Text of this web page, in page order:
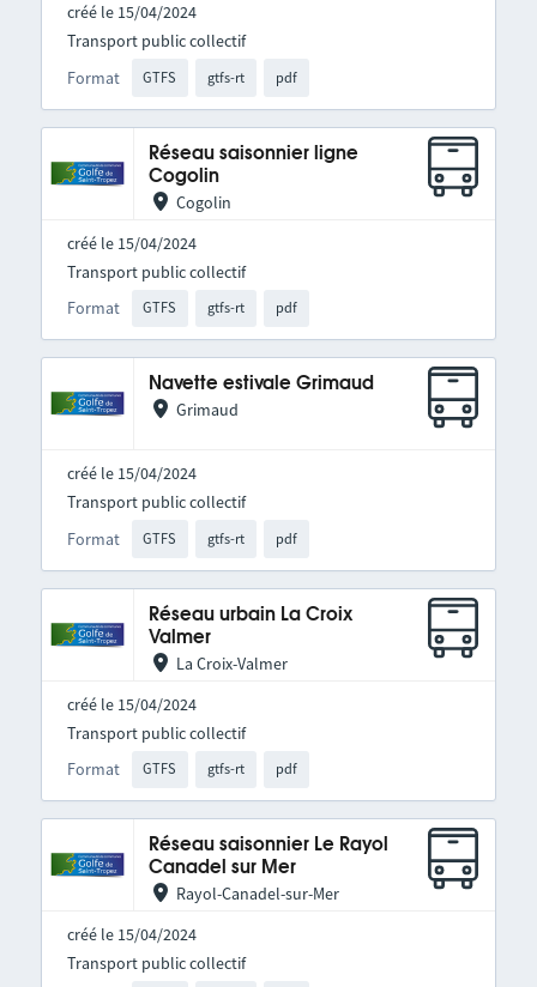
créé le 15/04/2024
Format GTFS gtfs-rt pdf
Transport public collectif
Réseau saisonnier ligne
Cogolin
Cogolin
créé le 15/04/2024
Format GTFS gtfs-rt pdf
Transport public collectif
Navette estivale Grimaud
Grimaud
créé le 15/04/2024
Format GTFS gtfs-rt pdf
Transport public collectif
Réseau urbain La Croix
Valmer
La Croix-Valmer
créé le 15/04/2024
Format GTFS gtfs-rt pdf
Transport public collectif
Réseau saisonnier Le Rayol
Canadel sur Mer
Rayol-Canadel-sur-Mer
créé le 15/04/2024
Transport public collectif